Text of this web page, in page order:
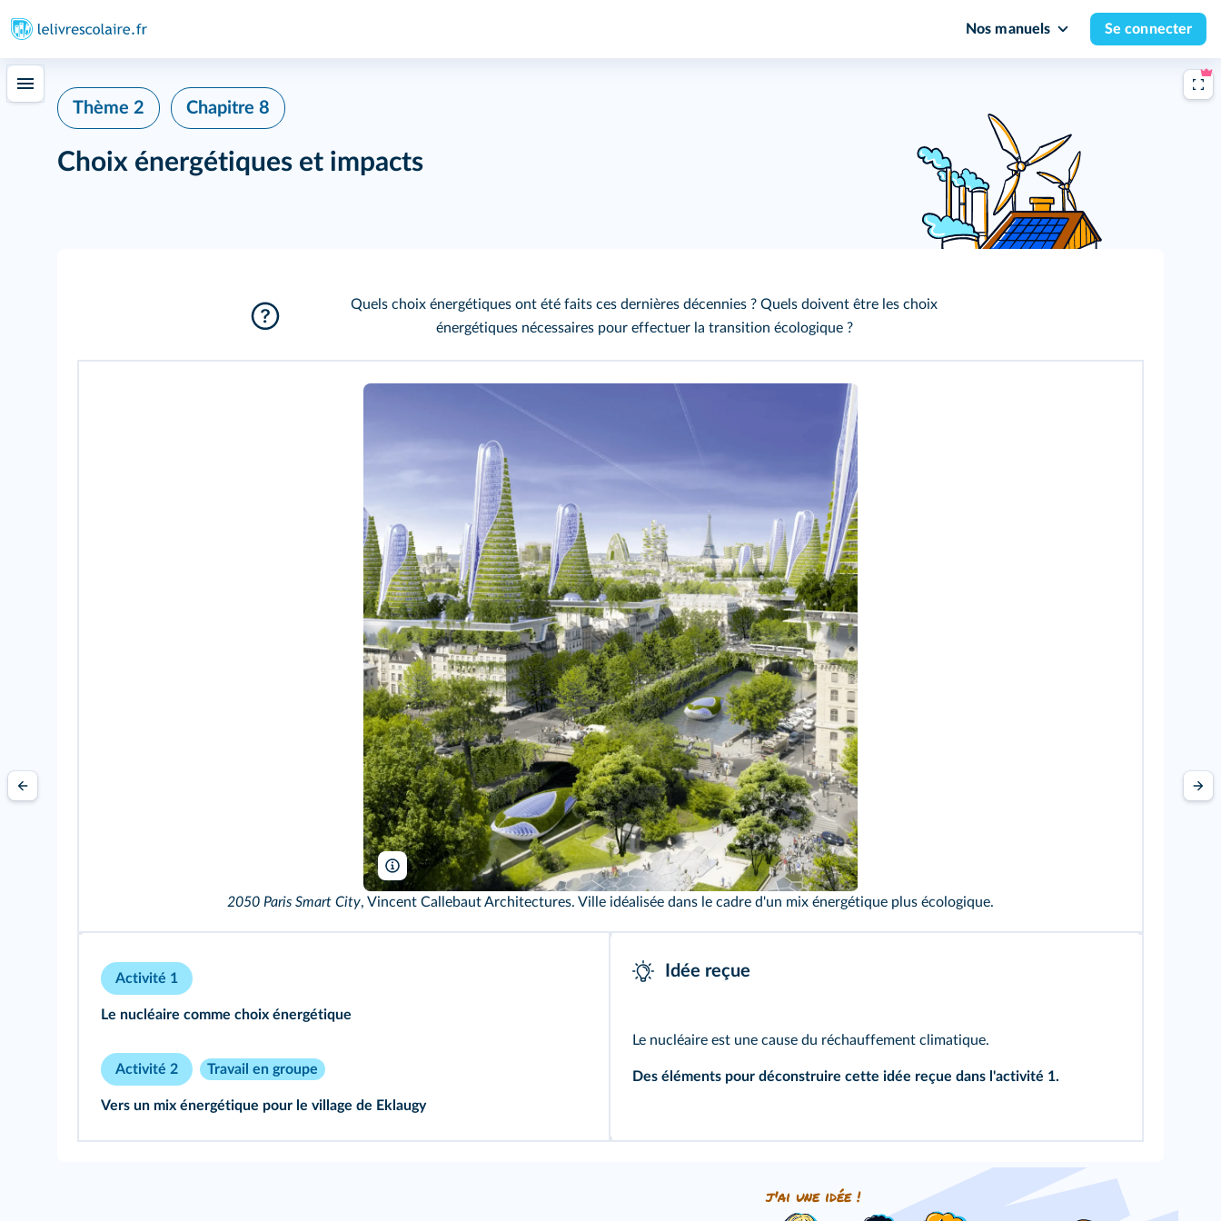
Nos manuels Se connecter
Thème 2 Chapitre 8
Choix énergétiques et impacts
Quels choix énergétiques ont été faits ces dernières décennies ? Quels doivent être les choix
énergétiques nécessaires pour effectuer la transition écologique ?
Vincent Callebaut Architectures
2050 Paris Smart City, Vincent Callebaut Architectures. Ville idéalisée dans le cadre d'un mix énergétique plus écologique.
Activité 1
Le nucléaire comme choix énergétique
Activité 2 Travail en groupe
Vers un mix énergétique pour le village de Eklaugy
Idée reçue
Le nucléaire est une cause du réchauffement climatique.
Des éléments pour déconstruire cette idée reçue dans l'activité 1.
j'ai une idée !